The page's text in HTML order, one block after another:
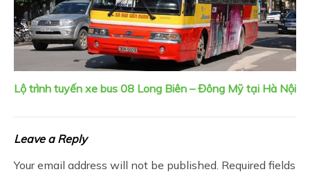
Lộ trình tuyến xe bus 08 Long Biên – Đông Mỹ tại Hà Nội
Leave a Reply
Your email address will not be published. Required fields